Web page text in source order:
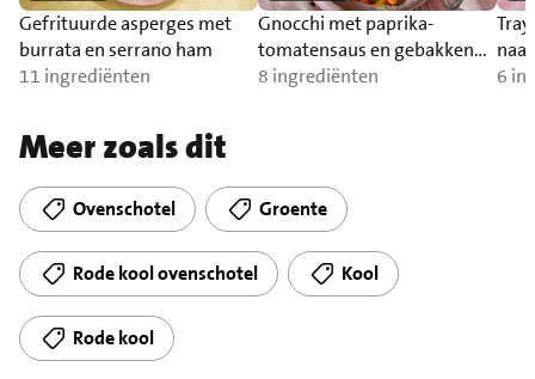
Gefrituurde asperges met
burrata en serrano ham
11 ingrediënten
Gnocchi met paprika-
tomatensaus en gebakken
zalm
8 ingrediënten
6
Meer zoals dit
Ovenschotel Groente
Rode kool ovenschotel Kool
Rode kool